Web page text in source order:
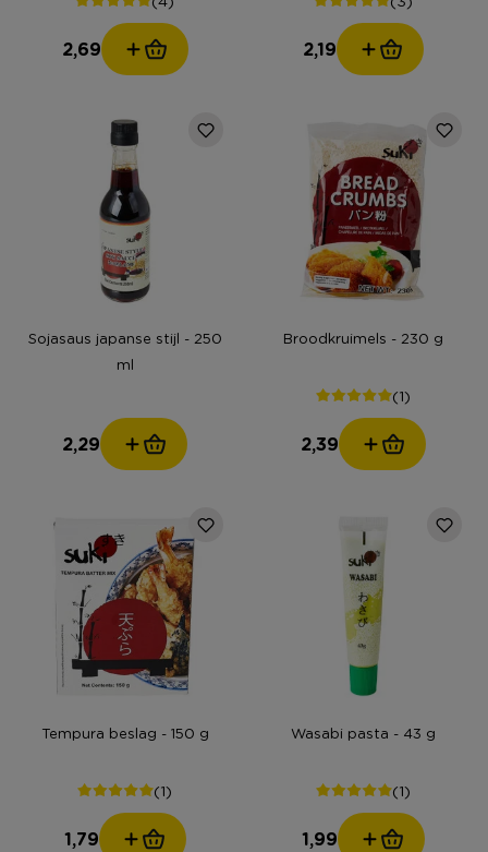
2,69 2,19
Sojasaus japanse stijl - 250
ml
2,29
Broodkruimels - 230 g
(1)
2,39
Tempura beslag - 150 g
(1)
1,79
Wasabi pasta - 43 g
(1)
1,99